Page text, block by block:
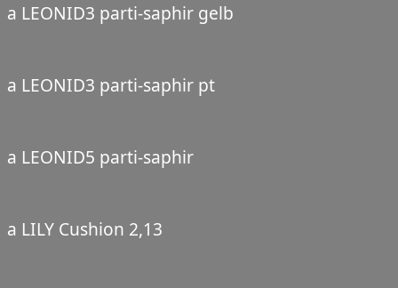
a LEONID3 parti-saphir gelb
a LEONID3 parti-saphir pt
a LEONID5 parti-saphir
a LILY Cushion 2,13